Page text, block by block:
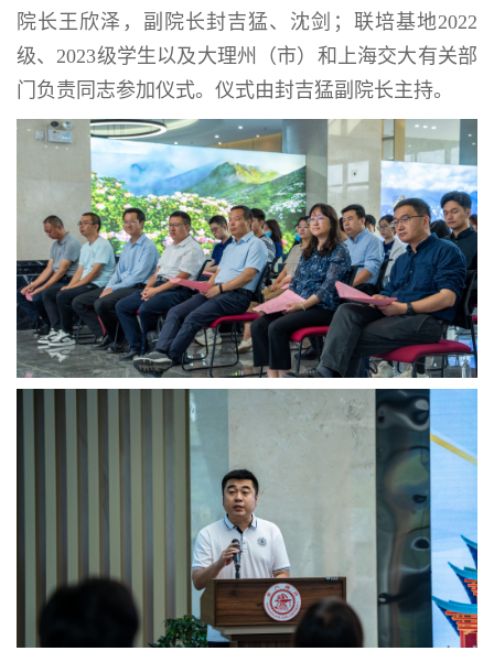
院长王欣泽，副院长封吉猛、沈剑；联培基地2022
级、2023级学生以及大理州（市）和上海交大有关部
门负责同志参加仪式。仪式由封吉猛副院长主持。